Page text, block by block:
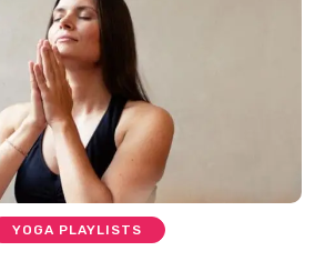
YOGA PLAYLISTS